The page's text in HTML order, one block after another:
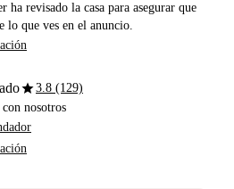
ha revisado la casa para asegurar que
lo que ves en el anuncio.
star3.8 (129)
con nosotros